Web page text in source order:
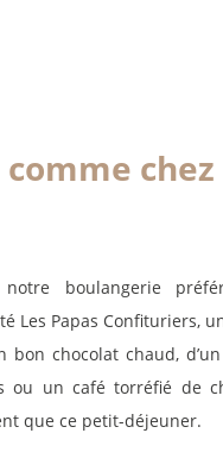
chez
boulangerie
Les Papas Confituriers,
bon chocolat chaud,
ou un café torréfié de
que ce petit-déjeuner.